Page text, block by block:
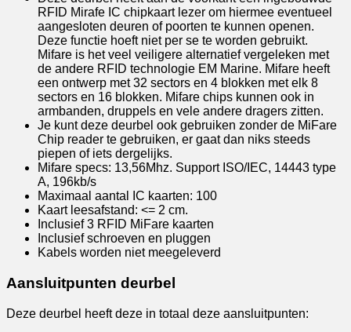
RFID Mirafe IC chipkaart lezer om hiermee eventueel
aangesloten deuren of poorten te kunnen openen.
Deze functie hoeft niet per se te worden gebruikt.
Mifare is het veel veiligere alternatief vergeleken met
de andere RFID technologie EM Marine. Mifare heeft
een ontwerp met 32 sectors en 4 blokken met elk 8
sectors en 16 blokken. Mifare chips kunnen ook in
armbanden, druppels en vele andere dragers zitten.
Je kunt deze deurbel ook gebruiken zonder de MiFare
Chip reader te gebruiken, er gaat dan niks steeds
piepen of iets dergelijks.
Mifare specs: 13,56Mhz. Support ISO/IEC, 14443 type
A, 196kb/s
Maximaal aantal IC kaarten: 100
Kaart leesafstand: <= 2 cm.
Inclusief 3 RFID MiFare kaarten
Inclusief schroeven en pluggen
Kabels worden niet meegeleverd
Aansluitpunten deurbel
Deze deurbel heeft deze in totaal deze aansluitpunten: